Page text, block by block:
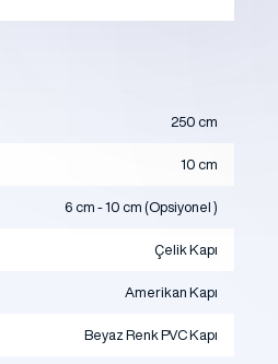
250 cm
10 cm
6 cm - 10 cm (Opsiyonel )
Çelik Kapı
Amerikan Kapı
Beyaz Renk PVC Kapı